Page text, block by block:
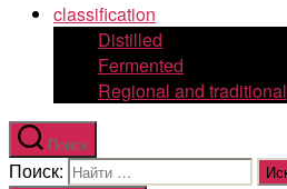
classification
Distilled
Fermented
Regional and traditional
Поиск
Поиск: